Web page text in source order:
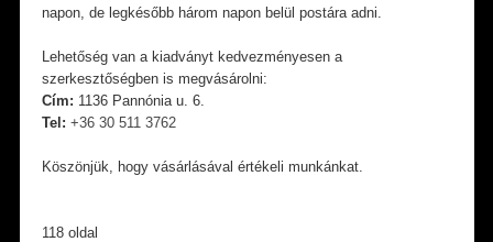
napon, de legkésőbb három napon belül postára adni.
Lehetőség van a kiadványt kedvezményesen a
szerkesztőségben is megvásárolni:
Cím: 1136 Pannónia u. 6.
Tel: +36 30 511 3762
Köszönjük, hogy vásárlásával értékeli munkánkat.
118 oldal